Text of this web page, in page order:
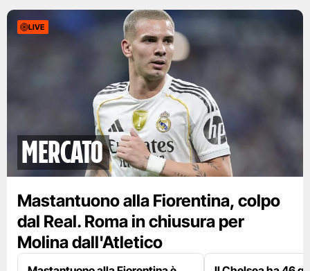
LIVE
mercato
Mastantuono alla Fiorentina, colpo
dal Real. Roma in chiusura per
Molina dall'Atletico